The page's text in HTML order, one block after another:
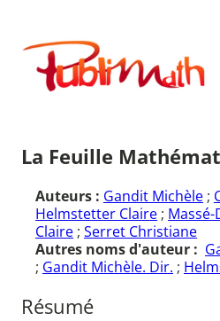
contenu
Publimath
La Feuille
Auteurs : Gandit Michèle ;
Helmstetter Claire ;
Claire ; Serret Christiane
Autres noms d'auteur :
; Gandit Michèle. Dir. ;
Résumé